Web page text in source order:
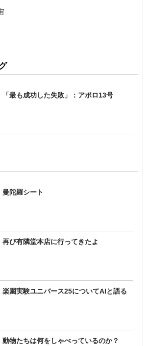
「最も成功した失敗」：アポロ13号
曼陀羅シート
再び有隣堂本店に行ってきたよ
楽園実験ユニバース25についてAIと語る
動物たちは何をしゃべっているのか？